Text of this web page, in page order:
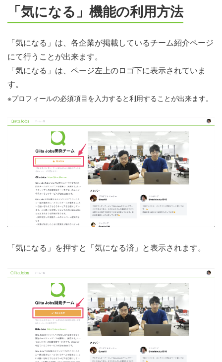
「気になる」機能の利用方法
「気になる」は、各企業が掲載しているチーム紹介ページ
にて行うことが出来ます。
「気になる」は、ページ左上のロゴ下に表示されていま
す。
※プロフィールの必須項目を入力すると利用することが出来ます。
「気になる」を押すと「気になる済」と表示されます。